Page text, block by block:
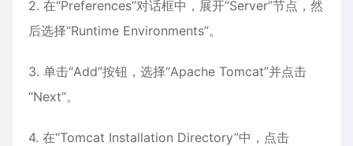
2. 在“Preferences”对话框中，展开“Server”节点，然
后选择“Runtime Environments”。
3. 单击“Add”按钮，选择“Apache Tomcat”并点击
“Next”。
4. 在“Tomcat Installation Directory”中，点击